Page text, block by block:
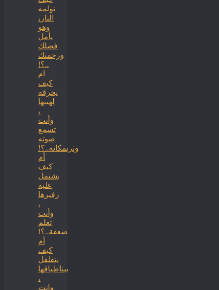
تولمه
النار،
وهو
يأمل
فضلك
ورحمتك
..؟!
ام
كيف
يحرقه
لهيبها
،
وأنت
تسمع
صوته
وترىمكانه..؟!
أم
كيف
بشتمل
عليه
زفيرها
،
وأنت
تعلم
ضعفة..؟!
أم
كيف
يتقلقل
بيناطباقها
،
وانت